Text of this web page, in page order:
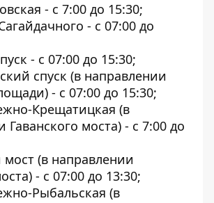
- с 7:00 до 15:30;
- с 07:00 до
- с 07:00 до 15:30;
спуск (в направлении
- с 07:00 до 15:30;
Крещатицкая (в
Гаванского моста) - с 7:00 до
мост (в направлении
- с 07:00 до 13:30;
Рыбальская (в